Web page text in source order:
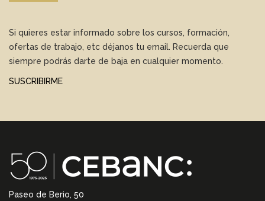
Si quieres estar informado sobre los cursos, formación,
ofertas de trabajo, etc déjanos tu email. Recuerda que
siempre podrás darte de baja en cualquier momento.
SUSCRIBIRME
Paseo de Berio, 50